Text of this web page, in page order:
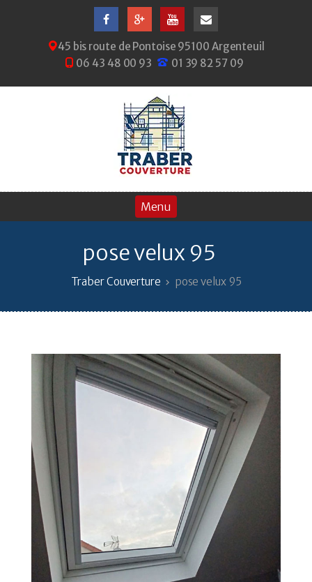
45 bis route de Pontoise 95100 Argenteuil
06 43 48 00 93
01 39 82 57 09
pose velux 95
Traber Couverture pose velux 95